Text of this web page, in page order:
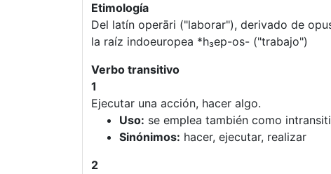
Etimología
Del latín operāri ("laborar"), derivado de
la raíz indoeuropea *h₃ep-os- ("trabajo")
Verbo transitivo
1
Ejecutar una acción, hacer algo.
Uso: se emplea también como
Sinónimos: hacer, ejecutar, realizar
2